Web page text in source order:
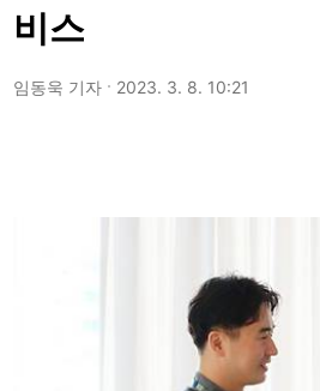
비스
임동욱 기자 2023. 3. 8. 10:21